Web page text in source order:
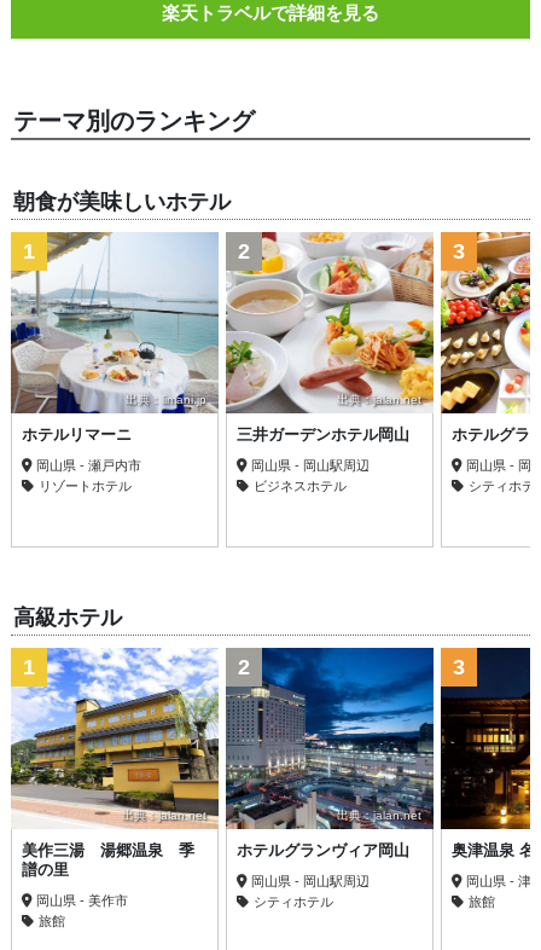
楽天トラベルで詳細を見る
テーマ別のランキング
朝食が美味しいホテル
出典：limani.jp
1
ホテルリマーニ
岡山県 - 瀬戸内市
リゾートホテル
出典：jalan.net
2
三井ガーデンホテル岡山
岡山県 - 岡山駅周辺
ビジネスホテル
3
ホテルグラ
岡山県 - 岡
シティホテ
高級ホテル
出典：jalan.net
1
美作三湯 湯郷温泉 季
譜の里
岡山県 - 美作市
旅館
出典：jalan.net
2
ホテルグランヴィア岡山
岡山県 - 岡山駅周辺
シティホテル
3
奥津温泉 名
岡山県 - 津
旅館